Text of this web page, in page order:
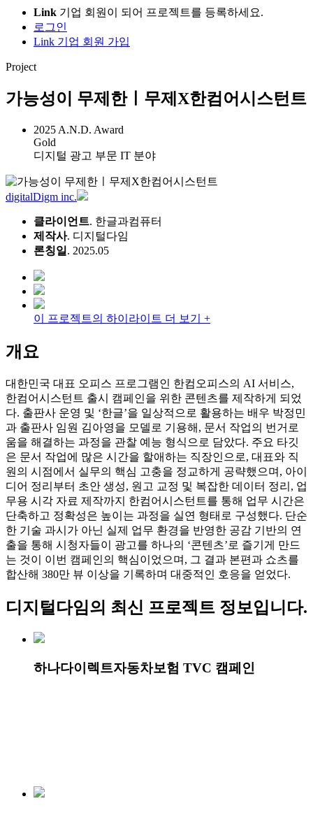
Link 기업 회원이 되어 프로젝트를 등록하세요.
로그인
Link 기업 회원 가입
Project
가능성이 무제한ㅣ무제X한컴어시스턴트
2025 A.N.D. Award
Gold
디지털 광고 부문 IT 분야
digitalDigm inc.
클라이언트. 한글과컴퓨터
제작사. 디지털다임
론칭일 . 2025.05
이 프로젝트의 하이라이트 더 보기 +
개요
대한민국 대표 오피스 프로그램인 한컴오피스의 AI 서비스,
한컴어시스턴트 출시 캠페인을 위한 콘텐츠를 제작하게 되었
다. 출판사 운영 및 ‘한글’을 일상적으로 활용하는 배우 박정민
과 출판사 임원 김아영을 모델로 기용해, 문서 작업의 번거로
움을 해결하는 과정을 관찰 예능 형식으로 담았다. 주요 타깃
은 문서 작업에 많은 시간을 할애하는 직장인으로, 대표와 직
원의 시점에서 실무의 핵심 고충을 정교하게 공략했으며, 아이
디어 정리부터 초안 생성, 원고 교정 및 복잡한 데이터 정리, 업
무용 시각 자료 제작까지 한컴어시스턴트를 통해 업무 시간은
단축하고 정확성은 높이는 과정을 실연 형태로 구성했다. 단순
한 기술 과시가 아닌 실제 업무 환경을 반영한 공감 기반의 연
출을 통해 시청자들이 광고를 하나의 ‘콘텐츠’로 즐기게 만드
는 것이 이번 캠페인의 핵심이었으며, 그 결과 본편과 쇼츠를
합산해 380만 뷰 이상을 기록하며 대중적인 호응을 얻었다.
디지털다임의 최신 프로젝트 정보입니다.
하나다이렉트자동차보험 TVC 캠페인